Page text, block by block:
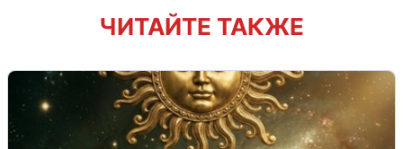
ЧИТАЙТЕ ТАКЖЕ